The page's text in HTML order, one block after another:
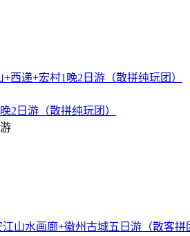
2日游（散拼纯玩团）